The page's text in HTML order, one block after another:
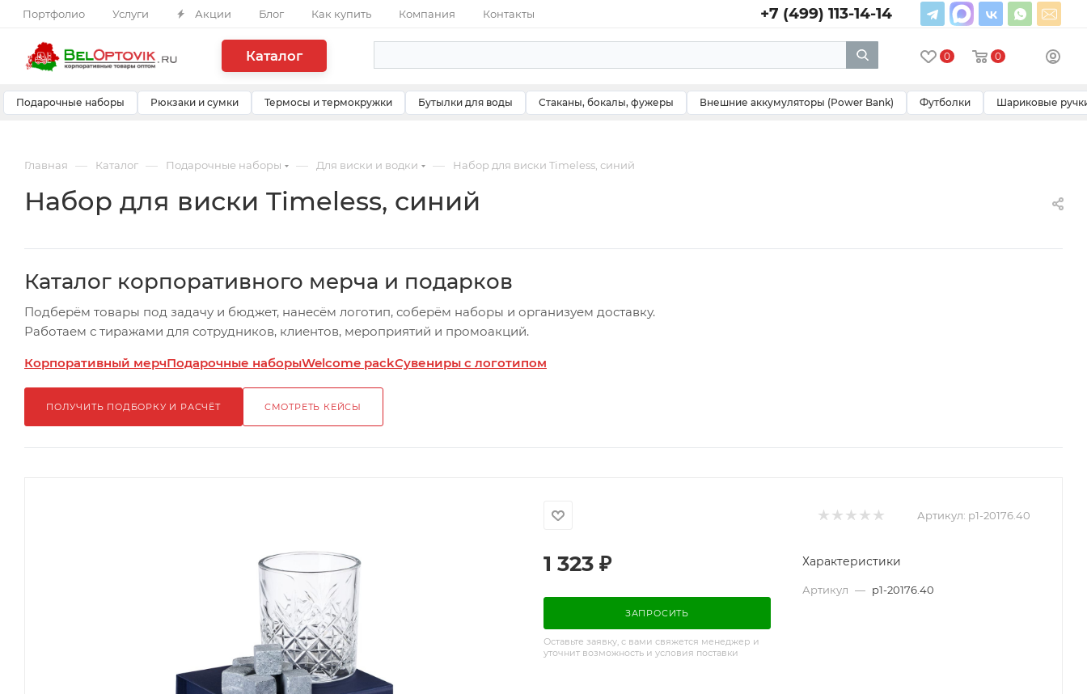
Портфолио Услуги Акции Блог Как купить Компания Контакты +7 (499) 113-14-14
Каталог 0 0
Подарочные наборы Рюкзаки и сумки Термосы и термокружки Бутылки для воды Стаканы, бокалы, фужеры Внешние аккумуляторы (Power Bank) Футболки Шариковые
Главная — Каталог — Подарочные наборы — Для виски и водки — Набор для виски Timeless, синий
Набор для виски Timeless, синий
Каталог корпоративного мерча и подарков
Подберём товары под задачу и бюджет, нанесём логотип, соберём наборы и организуем доставку.
Работаем с тиражами для сотрудников, клиентов, мероприятий и промоакций.
Корпоративный мерчПодарочные наборыWelcome packСувениры с логотипом
ПОЛУЧИТЬ ПОДБОРКУ И РАСЧЁТ СМОТРЕТЬ КЕЙСЫ
Артикул: p1-20176.40
1 323 ₽
ЗАПРОСИТЬ
Оставьте заявку, с вами свяжется менеджер и
уточнит возможность и условия поставки
Характеристики
Артикул — p1-20176.40